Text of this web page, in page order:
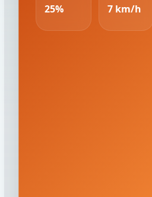
25% 7 km/h